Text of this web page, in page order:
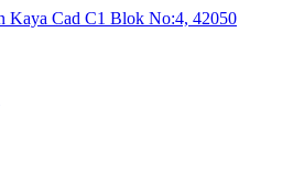
Kaya Cad C1 Blok No:4, 42050